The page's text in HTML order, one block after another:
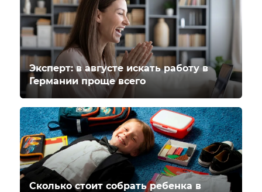
Эксперт: в августе искать работу в
Германии проще всего
Сколько стоит собрать ребенка в